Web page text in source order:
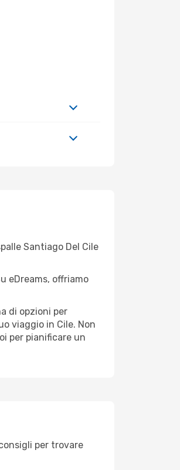
Santiago Del Cile
eDreams, offriamo
di opzioni per
viaggio in Cile. Non
per pianificare un
per trovare